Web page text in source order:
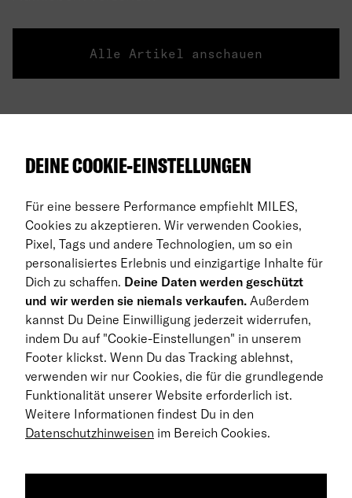
Alle Artikel anschauen
Über uns
FAQ
Business Abo
Rückgabe
DE
© 2026 MILES Mobility GmbH
Geschäftsbedingungen
Datenschutzerklärung
DEINE COOKIE-EINSTELLUNGEN
Für eine bessere Performance empfiehlt MILES,
Cookies zu akzeptieren. Wir verwenden Cookies,
Pixel, Tags und andere Technologien, um so ein
personalisiertes Erlebnis und einzigartige Inhalte für
Dich zu schaffen. Deine Daten werden geschützt
und wir werden sie niemals verkaufen. Außerdem
kannst Du Deine Einwilligung jederzeit widerrufen,
indem Du auf "Cookie-Einstellungen" in unserem
Footer klickst. Wenn Du das Tracking ablehnst,
verwenden wir nur Cookies, die für die grundlegende
Funktionalität unserer Website erforderlich ist.
Weitere Informationen findest Du in den
Datenschutzhinweisen im Bereich Cookies.